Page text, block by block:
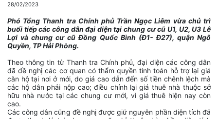
28/02/2023
Phó Tổng Thanh tra Chính phủ Trần Ngọc Liêm vừa chủ trì
buổi tiếp các công dân đại diện tại chung cư cũ U1, U2, U3 Lê
Lợi và chung cư cũ Đồng Quốc Bình (Đ1- Đ27), quận Ngô
Quyền, TP Hải Phòng.
Theo thông tin từ Thanh tra Chính phủ, đại diện các công dân
đã đề nghị các cơ quan có thẩm quyền tính toán hỗ trợ lại giá
căn hộ tại nơi ở mới, do giá cao dẫn đến số tiền chênh lệch mà
các hộ dân phải nộp cao; điều chỉnh lại giá thuê nhà thuộc sở
hữu nhà nước tại các chung cư mới, vì giá thuê hiện nay còn
cao.
Các công dân cũng đề nghị được giữ nguyên phần diện tích đã